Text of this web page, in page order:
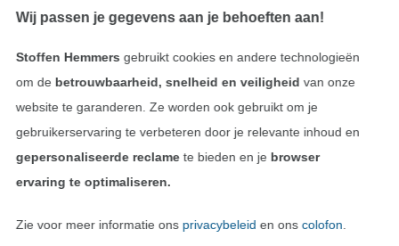
Onze transporteurs
Colofon
Wissel naar de Duitse shop
Wij passen je gegevens aan je behoeften aan!
Stoffen Hemmers gebruikt cookies en andere technologieën
om de betrouwbaarheid, snelheid en veiligheid van onze
website te garanderen. Ze worden ook gebruikt om je
gebruikerservaring te verbeteren door je relevante inhoud en
gepersonaliseerde reclamete bieden en je browser
ervaring te optimaliseren.
Zie voor meer informatie ons privacybeleid en ons colofon